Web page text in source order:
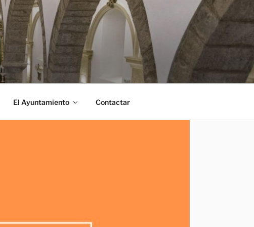
El Ayuntamiento Contactar